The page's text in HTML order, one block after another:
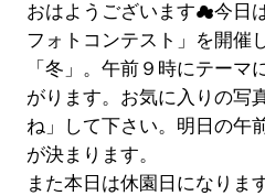
おはようございます☁今日
フォトコンテスト」を開催
「冬」。午前９時にテーマ
がります。お気に入りの写
ね」して下さい。明日の午
が決まります。
また本日は休園日になります